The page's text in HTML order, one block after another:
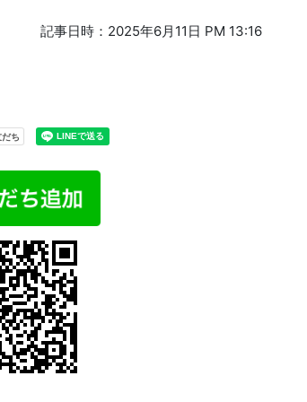
記事日時：2025年6月11日 PM 13:16